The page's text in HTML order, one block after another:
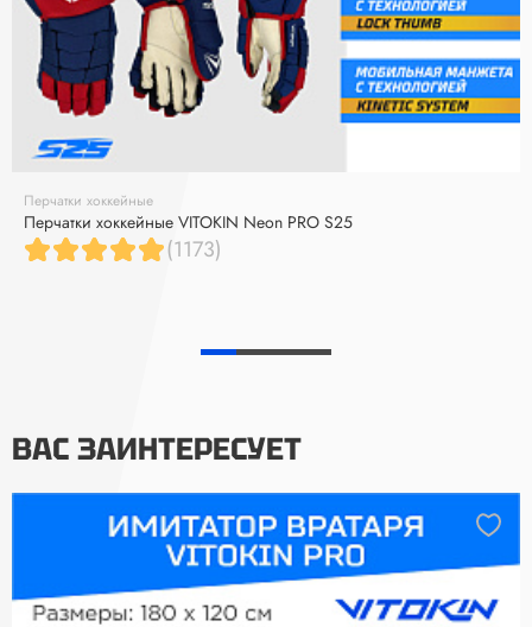
Перчатки хоккейные
Перчатки хоккейные VITOKIN Neon PRO S25
(1173)
ВАС ЗАИНТЕРЕСУЕТ